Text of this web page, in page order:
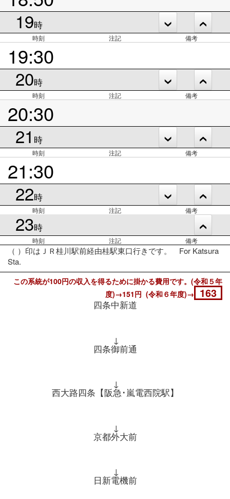
19時
時刻 注記 備考
19:30
20時
時刻 注記 備考
20:30
21 時
時刻 注記 備考
21:30
22時
時刻 注記 備考
23時
時刻 注記 備考
（ ）印はＪＲ桂川駅前経由桂駅東口行きです。 For Katsura
Sta.
この系統が100円の収入を得るために掛かる費用です。(令和５年
度)→151円 (令和６年度)→
163
四条中新道
↓
四条御前通
↓
西大路四条【阪急･嵐電西院駅】
↓
京都外大前
↓
日新電機前